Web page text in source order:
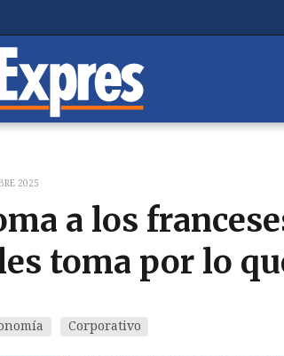
2025
a los
toma por lo
Corporativo